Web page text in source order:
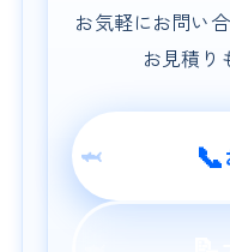
お気軽にお問い
お見積り
🦈 📞